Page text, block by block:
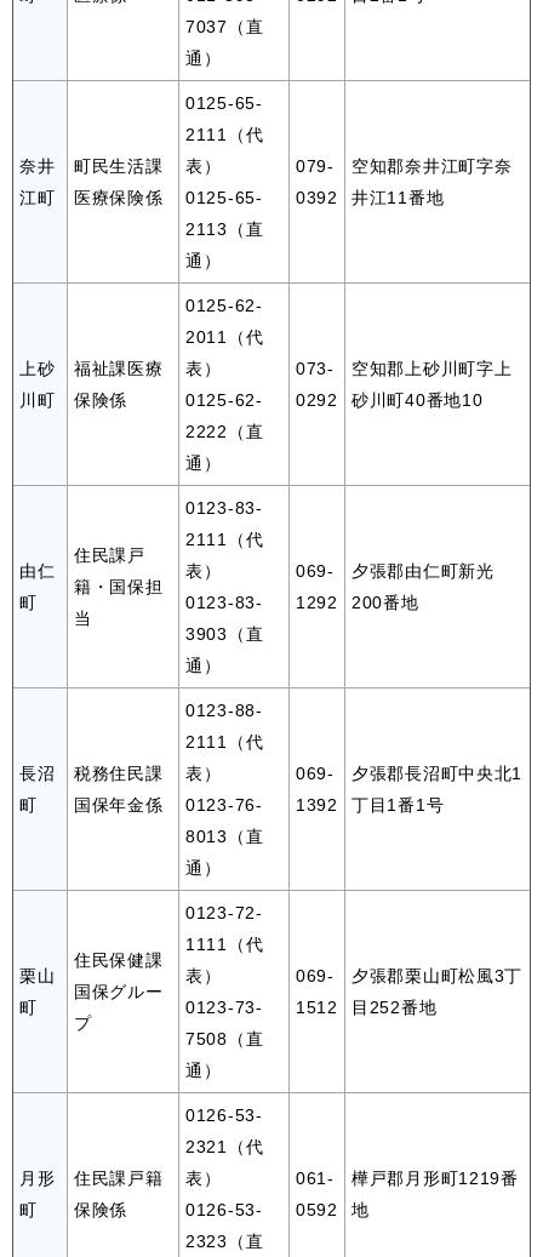
7037（直
通）
奈井
江町
町民生活課
医療保険係
0125-65-
2111（代
表）
0125-65-
2113（直
通）
079-
0392
空知郡奈井江町字奈
井江11番地
上砂
川町
福祉課医療
保険係
0125-62-
2011（代
表）
0125-62-
2222（直
通）
073-
0292
空知郡上砂川町字上
砂川町40番地10
由仁
町
住民課戸
籍・国保担
当
0123-83-
2111（代
表）
0123-83-
3903（直
通）
069-
1292
夕張郡由仁町新光
200番地
長沼
町
税務住民課
国保年金係
0123-88-
2111（代
表）
0123-76-
8013（直
通）
069-
1392
夕張郡長沼町中央北1
丁目1番1号
栗山
町
住民保健課
国保グルー
プ
0123-72-
1111（代
表）
0123-73-
7508（直
通）
069-
1512
夕張郡栗山町松風3丁
目252番地
月形
町
住民課戸籍
保険係
0126-53-
2321（代
表）
0126-53-
2323（直
061-
0592
樺戸郡月形町1219番
地